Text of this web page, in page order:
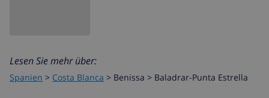
Lesen Sie mehr über:
Spanien > Costa Blanca > Benissa > Baladrar-Punta Estrella